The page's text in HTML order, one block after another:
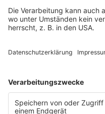
TikTok Hittracks
Uptempo Banger
Programm
Aktuelles
Zum Nachhören
Nachrichten